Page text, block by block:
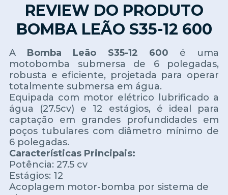
REVIEW DO PRODUTO
BOMBA LEÃO S35-12 600
A Bomba Leão S35-12 600 é uma
motobomba submersa de 6 polegadas,
robusta e eficiente, projetada para operar
totalmente submersa em água.
Equipada com motor elétrico lubrificado a
água (27.5cv) e 12 estágios, é ideal para
captação em grandes profundidades em
poços tubulares com diâmetro mínimo de
6 polegadas.
Características Principais:
Potência: 27.5 cv
Estágios: 12
Acoplagem motor-bomba por sistema de